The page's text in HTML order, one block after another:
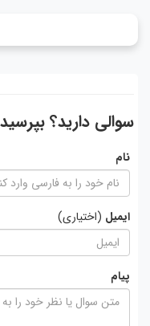
سوالی دارید؟
نام
ایمیل (اختیاری)
پیام